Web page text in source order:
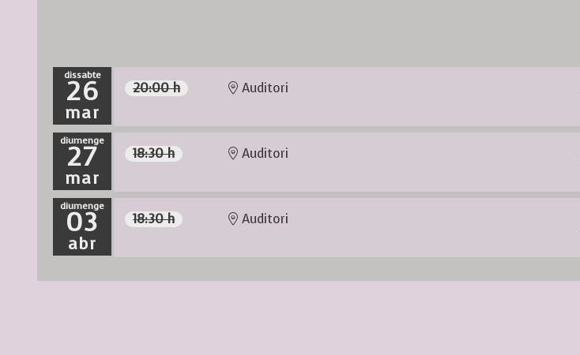
dissabte
26
mar
20:00 h Auditori
diumenge
27
mar
18:30 h Auditori
diumenge
03
abr
18:30 h Auditori